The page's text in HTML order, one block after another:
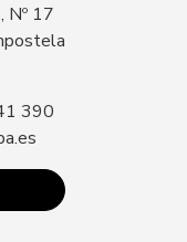
Nº 17
390